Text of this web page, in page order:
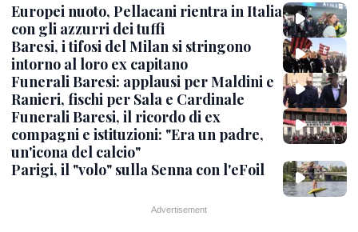
Europei nuoto, Pellacani rientra in Italia
con gli azzurri dei tuffi
Baresi, i tifosi del Milan si stringono
intorno al loro ex capitano
Funerali Baresi: applausi per Maldini e
Ranieri, fischi per Sala e Cardinale
Funerali Baresi, il ricordo di ex
compagni e istituzioni: "Era un padre,
un'icona del calcio"
Parigi, il "volo" sulla Senna con l'eFoil